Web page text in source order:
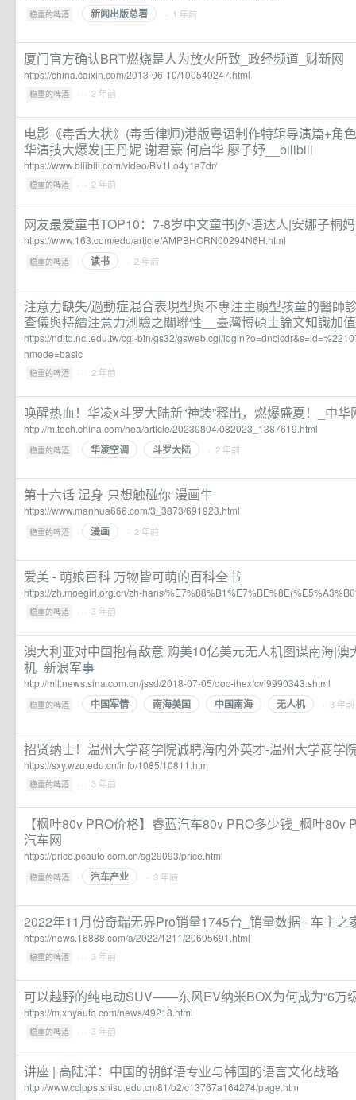
稳重的啤酒 · 新闻出版总署 · 1 年前
厦门官方确认BRT燃烧是人为放火所致_政经频道_财新网
https://china.caixin.com/2013-06-10/100540247.html
稳重的啤酒 · · 2 年前
电影《毒舌大状》(毒舌律师)港版粤语制作特辑导演篇+角
华演技大爆发|王丹妮 谢君豪 何启华 廖子妤__bilibili
https://www.bilibili.com/video/BV1Lo4y1a7dr/
稳重的啤酒 · · 2 年前
网友最爱童书TOP10：7-8岁中文童书|外语达人|安娜子桐
https://www.163.com/edu/article/AMPBHCRN00294N6H.html
稳重的啤酒 · 读书 · 2 年前
注意力缺失/過動症混合表現型與不專注主顯型孩童的醫師
查儀與持續注意力測驗之關聯性__臺灣博碩士論文知識加
https://ndltd.ncl.edu.tw/cgi-bin/gs32/gsweb.cgi/
hmode=basic
稳重的啤酒 · · 2 年前
唤醒热血！华凌x斗罗大陆新“神装”释出，燃爆盛夏！_中华
http://m.tech.china.com/hea/article/20230804/082023_1387619.html
稳重的啤酒 · 华凌空调 斗罗大陆 · 2 年前
第十六话 湿身-只想触碰你-漫画牛
https://www.manhua666.com/3_3873/691923.html
稳重的啤酒 · 漫画 · 2 年前
爱美 - 萌娘百科 万物皆可萌的百科全书
https://zh.moegirl.org.cn/zh-hans/
稳重的啤酒 · · 3 年前
澳大利亚对中国抱有敌意 购美10亿美元无人机图谋南海|澳
机_新浪军事
http://mil.news.sina.com.cn/jssd/2018-07-05/doc-ihexfcvi9990343.shtml
稳重的啤酒 · 中国军情 南海美国 中国南海 无人机 · 3 年前
招贤纳士！温州大学商学院诚聘海内外英才-温州大学商学
https://sxy.wzu.edu.cn/info/1085/10811.htm
稳重的啤酒 · · 3 年前
【枫叶80v PRO价格】睿蓝汽车80v PRO多少钱_枫叶80v
汽车网
https://price.pcauto.com.cn/sg29093/price.html
稳重的啤酒 · 汽车产业 · 3 年前
2022年11月份奇瑞无界Pro销量1745台_销量数据 - 车主之
https://news.16888.com/a/2022/1211/20605691.html
稳重的啤酒 · · 3 年前
可以越野的纯电动SUV——东风EV纳米BOX为何成为“6万
https://m.xnyauto.com/news/49218.html
稳重的啤酒 · · 3 年前
讲座 | 高陆洋：中国的朝鲜语专业与韩国的语言文化战略
http://www.cclpps.shisu.edu.cn/81/b2/c13767a164274/page.htm